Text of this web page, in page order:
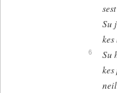
Su
6
Su